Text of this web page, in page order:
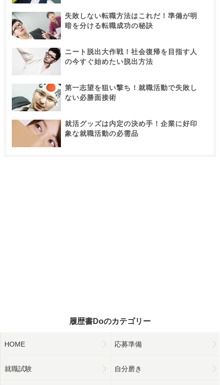
失敗しない転職方法はこれだ！準備が明
暗を分ける転職成功の秘訣
ニート脱出大作戦！社会復帰を目指す人
の今すぐ始めたい脱出方法
第一志望を狙い撃ち！就職活動で失敗し
ない必勝面接術
就活グッズは内定の決め手！企業に好印
象な就職活動の必需品
履歴書Doのカテゴリー
HOME 応募準備
就職試験 自分磨き